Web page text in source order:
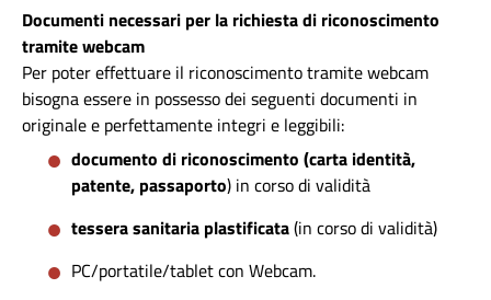
Documenti necessari per la richiesta di riconoscimento
tramite webcam
Per poter effettuare il riconoscimento tramite webcam
bisogna essere in possesso dei seguenti documenti in
originale e perfettamente integri e leggibili:
documento di riconoscimento (carta identità,
patente, passaporto) in corso di validità
tessera sanitaria plastificata(in corso di validità)
PC/portatile/tablet con Webcam.